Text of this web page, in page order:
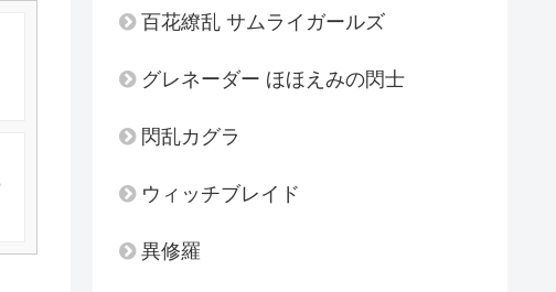
百花繚乱 サムライガールズ
グレネーダー ほほえみの閃士
閃乱カグラ
ウィッチブレイド
異修羅